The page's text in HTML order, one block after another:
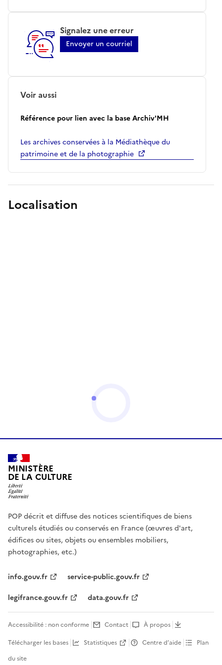
Signalez une erreur
Envoyer un courriel
Voir aussi
Référence pour lien avec la base Archiv'MH
Les archives conservées à la Médiathèque du
patrimoine et de la photographie
Localisation
MINISTÈRE
DE LA CULTURE
POP décrit et diffuse des notices scientifiques de biens
culturels étudiés ou conservés en France (œuvres d'art,
édifices ou sites, objets ou ensembles mobiliers,
photographies, etc.)
info.gouv.fr
service-public.gouv.fr
legifrance.gouv.fr
data.gouv.fr
Accessibilité : non conforme Contact
À propos
Télécharger les bases
Statistiques Centre d’aide
Plan
du site